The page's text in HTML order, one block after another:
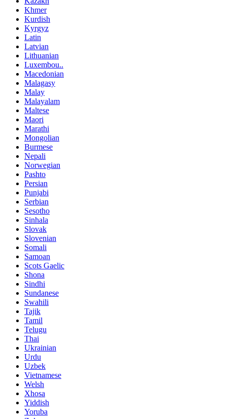
Khmer
Kurdish
Kyrgyz
Latin
Latvian
Lithuanian
Luxembou..
Macedonian
Malagasy
Malay
Malayalam
Maltese
Maori
Marathi
Mongolian
Burmese
Nepali
Norwegian
Pashto
Persian
Punjabi
Serbian
Sesotho
Sinhala
Slovak
Slovenian
Somali
Samoan
Scots Gaelic
Shona
Sindhi
Sundanese
Swahili
Tajik
Tamil
Telugu
Thai
Ukrainian
Urdu
Uzbek
Vietnamese
Welsh
Xhosa
Yiddish
Yoruba